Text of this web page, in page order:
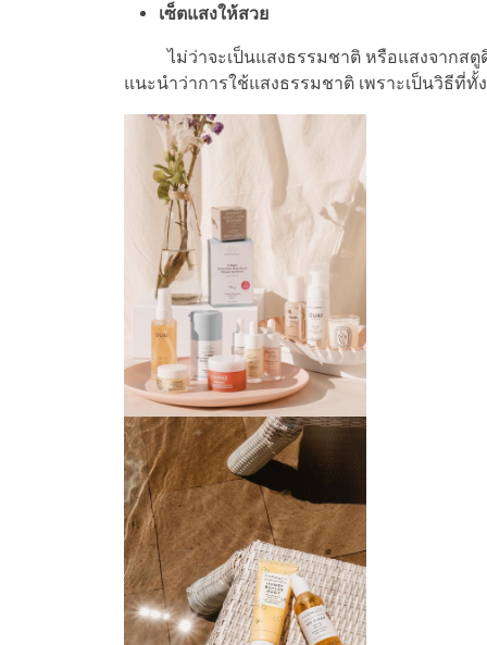
เซ็ตแสงให้สวย
ไม่ว่าจะเป็นแสงธรรมชาติ หรือแสงจากสตูดิ
แนะนำว่าการใช้แสงธรรมชาติ เพราะเป็นวิธี